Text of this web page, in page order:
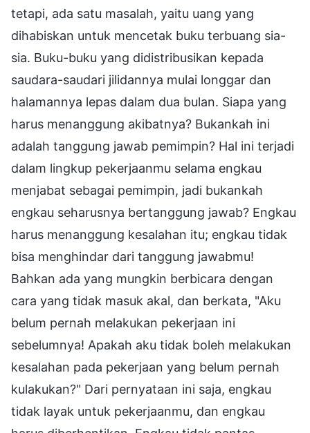
tetapi, ada satu masalah, yaitu uang yang
dihabiskan untuk mencetak buku terbuang sia-
sia. Buku-buku yang didistribusikan kepada
saudara-saudari jilidannya mulai longgar dan
halamannya lepas dalam dua bulan. Siapa yang
harus menanggung akibatnya? Bukankah ini
adalah tanggung jawab pemimpin? Hal ini terjadi
dalam lingkup pekerjaanmu selama engkau
menjabat sebagai pemimpin, jadi bukankah
engkau seharusnya bertanggung jawab? Engkau
harus menanggung kesalahan itu; engkau tidak
bisa menghindar dari tanggung jawabmu!
Bahkan ada yang mungkin berbicara dengan
cara yang tidak masuk akal, dan berkata, "Aku
belum pernah melakukan pekerjaan ini
sebelumnya! Apakah aku tidak boleh melakukan
kesalahan pada pekerjaan yang belum pernah
kulakukan?" Dari pernyataan ini saja, engkau
tidak layak untuk pekerjaanmu, dan engkau